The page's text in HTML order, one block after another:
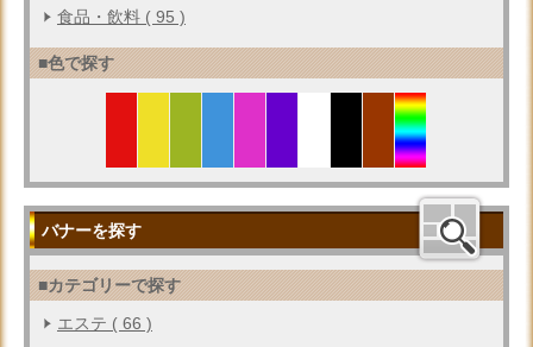
食品・飲料 ( 95 )
■色で探す
バナーを探す
■カテゴリーで探す
エステ ( 66 )